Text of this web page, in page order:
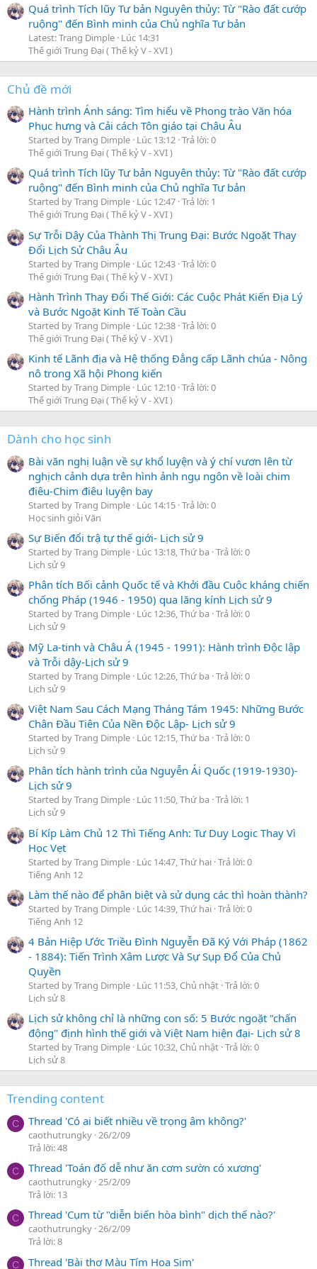
Quá trình Tích lũy Tư bản Nguyên thủy: Từ "Rào đất cướp
ruộng" đến Bình minh của Chủ nghĩa Tư bản
Latest: Trang Dimple Lúc 14:31
Thế giới Trung Đại ( Thế kỷ V - XVI )
Chủ đề mới
Hành trình Ánh sáng: Tìm hiểu về Phong trào Văn hóa
Phục hưng và Cải cách Tôn giáo tại Châu Âu
Started by Trang Dimple Lúc 13:12 Trả lời: 0
Thế giới Trung Đại ( Thế kỷ V - XVI )
Quá trình Tích lũy Tư bản Nguyên thủy: Từ "Rào đất cướp
ruộng" đến Bình minh của Chủ nghĩa Tư bản
Started by Trang Dimple Lúc 12:47 Trả lời: 1
Thế giới Trung Đại ( Thế kỷ V - XVI )
Sự Trỗi Dậy Của Thành Thị Trung Đại: Bước Ngoặt Thay
Đổi Lịch Sử Châu Âu
Started by Trang Dimple Lúc 12:43 Trả lời: 0
Thế giới Trung Đại ( Thế kỷ V - XVI )
Hành Trình Thay Đổi Thế Giới: Các Cuộc Phát Kiến Địa Lý
và Bước Ngoặt Kinh Tế Toàn Cầu
Started by Trang Dimple Lúc 12:38 Trả lời: 0
Thế giới Trung Đại ( Thế kỷ V - XVI )
Kinh tế Lãnh địa và Hệ thống Đẳng cấp Lãnh chúa - Nông
nô trong Xã hội Phong kiến
Started by Trang Dimple Lúc 12:10 Trả lời: 0
Thế giới Trung Đại ( Thế kỷ V - XVI )
Dành cho học sinh
Bài văn nghị luận về sự khổ luyện và ý chí vươn lên từ
nghịch cảnh dựa trên hình ảnh ngụ ngôn về loài chim
điêu-Chim điêu luyện bay
Started by Trang Dimple Lúc 14:15 Trả lời: 0
Học sinh giỏi Văn
Sự Biến đổi trậ tự thế giới- Lịch sử 9
Started by Trang Dimple Lúc 13:18, Thứ ba Trả lời: 0
Lịch sử 9
Phân tích Bối cảnh Quốc tế và Khởi đầu Cuộc kháng chiến
chống Pháp (1946 - 1950) qua lăng kính Lịch sử 9
Started by Trang Dimple Lúc 12:36, Thứ ba Trả lời: 0
Lịch sử 9
Mỹ La-tinh và Châu Á (1945 - 1991): Hành trình Độc lập
và Trỗi dậy-Lịch sử 9
Started by Trang Dimple Lúc 12:26, Thứ ba Trả lời: 0
Lịch sử 9
Việt Nam Sau Cách Mạng Tháng Tám 1945: Những Bước
Chân Đầu Tiên Của Nền Độc Lập- Lịch sử 9
Started by Trang Dimple Lúc 12:15, Thứ ba Trả lời: 0
Lịch sử 9
Phân tích hành trình của Nguyễn Ái Quốc (1919-1930)-
Lịch sử 9
Started by Trang Dimple Lúc 11:50, Thứ ba Trả lời: 1
Lịch sử 9
Bí Kíp Làm Chủ 12 Thì Tiếng Anh: Tư Duy Logic Thay Vì
Học Vẹt
Started by Trang Dimple Lúc 14:47, Thứ hai Trả lời: 0
Tiếng Anh 12
Làm thế nào để phân biệt và sử dụng các thì hoàn thành?
Started by Trang Dimple Lúc 14:39, Thứ hai Trả lời: 0
Tiếng Anh 12
4 Bản Hiệp Ước Triều Đình Nguyễn Đã Ký Với Pháp (1862
- 1884): Tiến Trình Xâm Lược Và Sự Sụp Đổ Của Chủ
Quyền
Started by Trang Dimple Lúc 11:53, Chủ nhật Trả lời: 0
Lịch sử 8
Lịch sử không chỉ là những con số: 5 Bước ngoặt "chấn
động" định hình thế giới và Việt Nam hiện đại- Lịch sử 8
Started by Trang Dimple Lúc 10:32, Chủ nhật Trả lời: 0
Lịch sử 8
Trending content
C Thread 'Có ai biết nhiều về trọng âm không?'
caothutrungky 26/2/09
Trả lời: 48
C Thread 'Toán đố dễ như ăn cơm sườn có xương'
caothutrungky 25/2/09
Trả lời: 13
C Thread 'Cụm từ "diễn biến hòa bình" dịch thế nào?'
caothutrungky 26/2/09
Trả lời: 8
C Thread 'Bài thơ Màu Tím Hoa Sim'